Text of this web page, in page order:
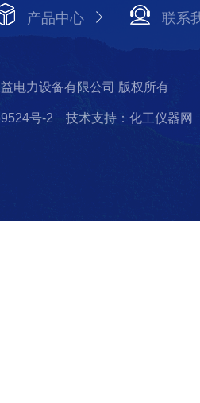
产品中心 联系
电力设备有限公司 版权所有
号-2
技术支持：化工仪器网